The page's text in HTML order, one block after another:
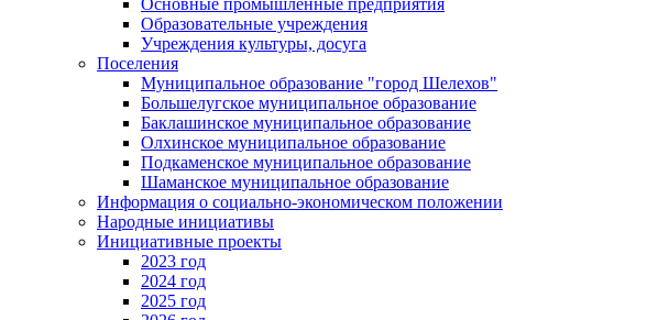
Образовательные учреждения
Учреждения культуры, досуга
Поселения
Муниципальное образование "город Шелехов"
Большелугское муниципальное образование
Баклашинское муниципальное образование
Олхинское муниципальное образование
Подкаменское муниципальное образование
Шаманское муниципальное образование
Информация о социально-экономическом положении
Народные инициативы
Инициативные проекты
2023 год
2024 год
2025 год